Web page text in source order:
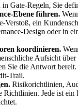
Gate-Regeln, Sie
Ebene führen.
Verstoß, ein
Design oder in
koordinieren.
Aufsicht über
Sie die Antwort
Trail.
Risikorichtlinien,
Jede ist ein